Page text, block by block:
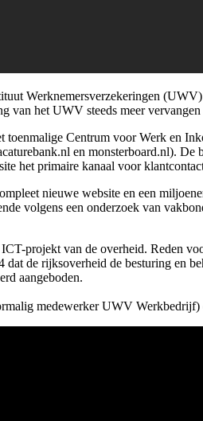
Werknemersverzekeringen
van het UWV steeds meer
toenmalige Centrum voor Werk en
en monsterboard.nl).
het primaire kanaal voor
nieuwe website en een
volgens een onderzoek van
projekt van de overheid. Reden
dat de rijksoverheid de besturing en
aangeboden.
medewerker UWV